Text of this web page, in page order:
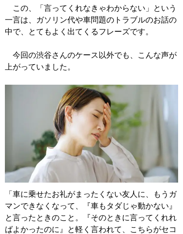
この、「言ってくれなきゃわからない」という
一言は、ガソリン代や車問題のトラブルのお話の
中で、とてもよく出てくるフレーズです。
今回の渋谷さんのケース以外でも、こんな声が
上がっていました。
「車に乗せたお礼がまったくない友人に、もうガ
マンできなくなって、『車もタダじゃ動かない』
と言ったときのこと。『そのときに言ってくれれ
ばよかったのに』と軽く言われて、こちらがセコ